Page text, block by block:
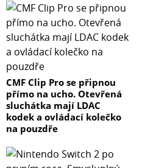
CMF Clip Pro se připnou
přímo na ucho. Otevřená
sluchátka mají LDAC
kodek a ovládací kolečko
na pouzdře